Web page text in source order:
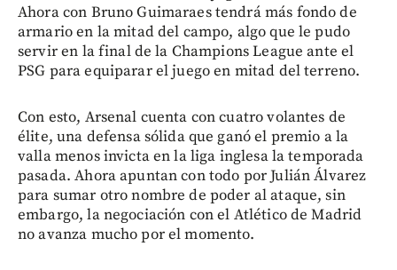
Ahora con Bruno Guimaraes tendrá más fondo de
armario en la mitad del campo, algo que le pudo
servir en la final de la Champions League ante el
PSG para equiparar el juego en mitad del terreno.
Con esto, Arsenal cuenta con cuatro volantes de
élite, una defensa sólida que ganó el premio a la
valla menos invicta en la liga inglesa la temporada
pasada. Ahora apuntan con todo por Julián Álvarez
para sumar otro nombre de poder al ataque, sin
embargo, la negociación con el Atlético de Madrid
no avanza mucho por el momento.